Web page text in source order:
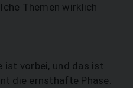
Themen wirklich
ist vorbei, und das ist
die ernsthafte Phase.